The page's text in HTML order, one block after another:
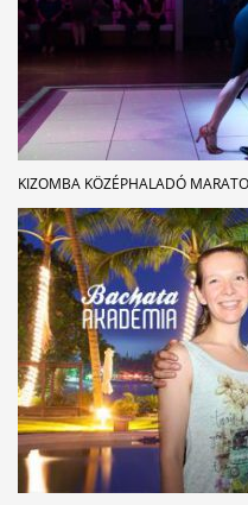
KIZOMBA KÖZÉPHALADÓ